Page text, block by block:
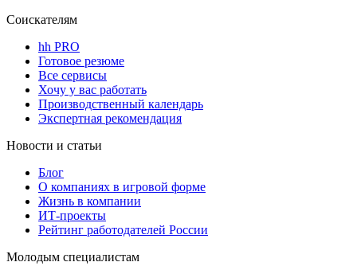
Соискателям
hh PRO
Готовое резюме
Все сервисы
Хочу у вас работать
Производственный календарь
Экспертная рекомендация
Новости и статьи
Блог
О компаниях в игровой форме
Жизнь в компании
ИТ-проекты
Рейтинг работодателей России
Молодым специалистам